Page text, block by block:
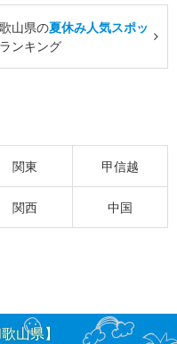
山県の夏休み人気スポッ
ランキング
関東 甲信越
関西 中国
山県】